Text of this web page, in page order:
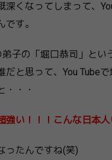
深くなってしまって、
す。
子の「堀口恭司」とい
だと思って、You Tube
・・・
強い！！！こんな日本人
ったんですね(笑)